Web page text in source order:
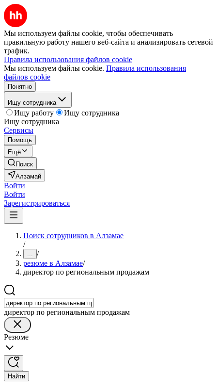
Мы используем файлы cookie, чтобы обеспечивать
правильную работу нашего веб-сайта и анализировать сетевой
трафик.
Правила использования файлов cookie
Мы используем файлы cookie. Правила использования
файлов cookie
Понятно
Ищу сотрудника
Ищу работу
Ищу сотрудника
Ищу сотрудника
Сервисы
Помощь
Ещё
Поиск
Алзамай
Войти
Войти
Зарегистрироваться
Поиск сотрудников в Алзамае
/
... /
резюме в Алзамае/
директор по региональным продажам
директор по региональным продажам
Резюме
Найти